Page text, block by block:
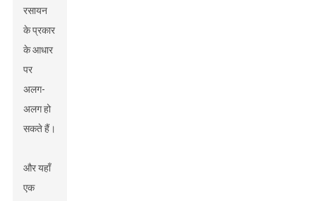
रसायन
के प्रकार
के आधार
पर
अलग-
अलग हो
सकते हैं।
और यहाँ
एक